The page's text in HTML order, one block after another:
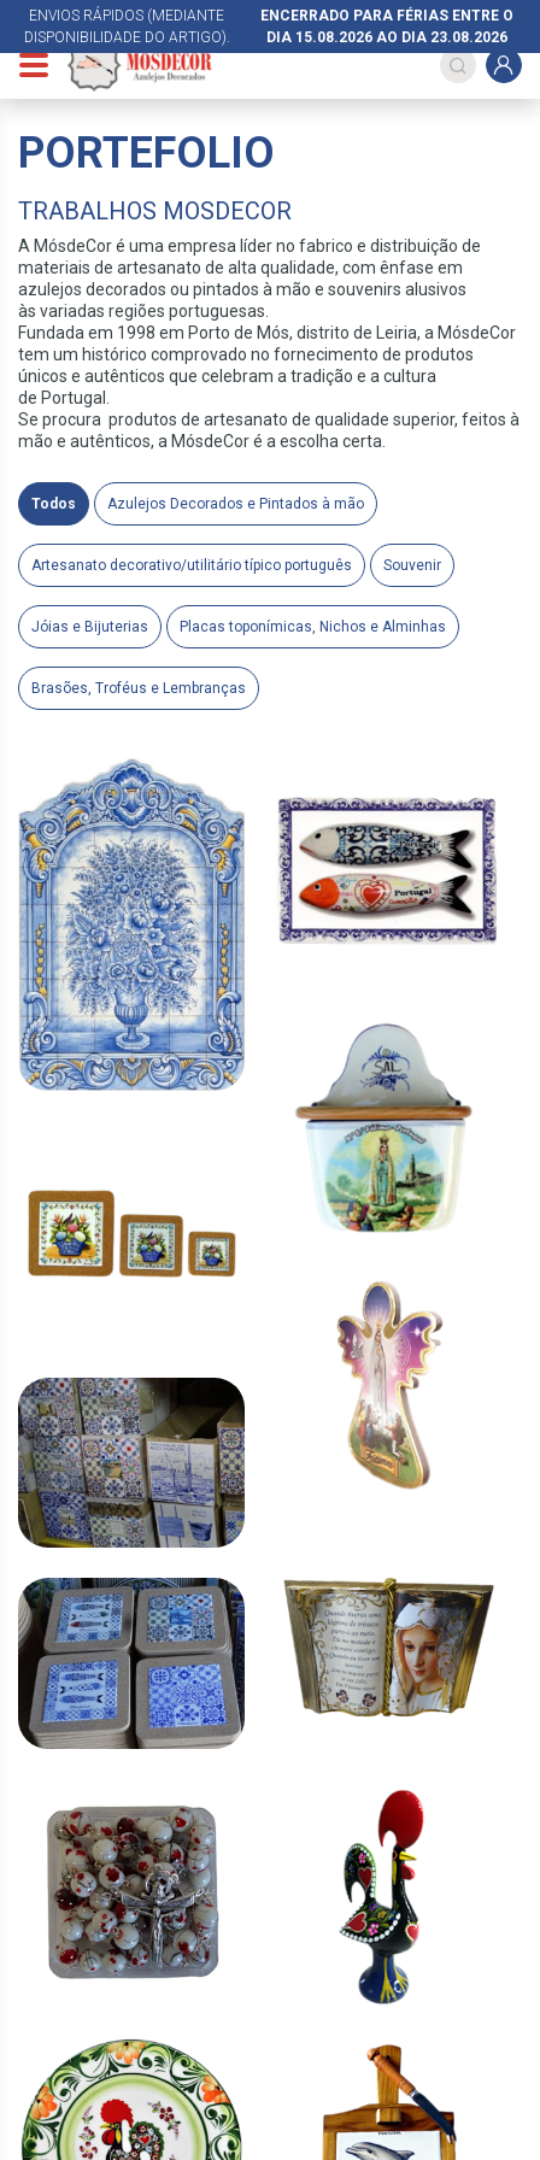
ENVIOS RÁPIDOS (MEDIANTE
DISPONIBILIDADE DO ARTIGO).
ENCERRADO PARA FÉRIAS ENTRE O
DIA 15.08.2026 AO DIA 23.08.2026
PORTEFOLIO
TRABALHOS MOSDECOR
A MósdeCor é uma empresa líder no fabrico e distribuição de
materiais de artesanato de alta qualidade, com ênfase em
azulejos decorados ou pintados à mão e souvenirs alusivos
às variadas regiões portuguesas. ​​
​Fundada em 1998 em Porto de Mós, distrito de Leiria, a MósdeCor
tem um histórico comprovado no fornecimento de produtos
únicos e autênticos que celebram a tradição e a cultura
de Portugal.​​
​Se procura produtos de artesanato de qualidade superior, feitos à
mão e autênticos, a MósdeCor é a escolha certa.
Todos Azulejos Decorados e Pintados à mão
Artesanato decorativo/utilitário típico português Souvenir
Jóias e Bijuterias Placas toponímicas, Nichos e Alminhas
Brasões, Troféus e Lembranças